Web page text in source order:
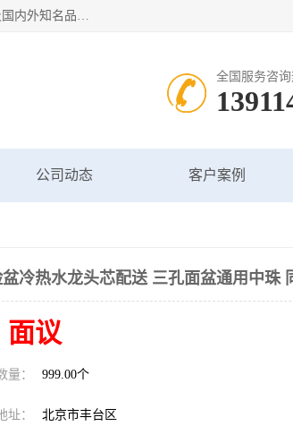
专业配送水暖器材、光源灯具、五金交电等维修物资，飞利浦，佛山照明，世达，博世，九牧，特陶等各产品涉及国内外知名品牌。公司专注与物业、学校、酒店、工厂等单位合作，提供一站式配送服务，降低客户综合成本。依托电子商务改变传统模式，以专业的团队为客户提供24H物资配送到达，货到月结、统一开票，便捷退换等服务，提高了企业的运营效率。
全国服务咨
公司动态 客户案例
冷热水龙头芯配送 三孔面盆通用中珠
面议
量： 999.00个
址： 北京市丰台区